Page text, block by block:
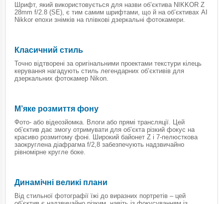
Шрифт, який використовується для назви об’єктива NIKKOR Z
28mm f/2.8 (SE), є тим самим шрифтами, що й на об’єктивах AI
Nikkor епохи знімків на плівкові дзеркальні фотокамери.
Класичний стиль
Точно відтворені за оригінальними проектами текстури кілець
керування нагадують стиль легендарних об’єктивів для
дзеркальних фотокамер Nikon.
М’яке розмиття фону
Фото- або відеозйомка. Влоги або прямі трансляції. Цей
обְ’єктив дає змогу отримувати для об’єкта різкий фокус на
красиво розмитому фоні. Широкий байонет Z і 7-пелюсткова
заокруглена діафрагма f/2,8 забезпечують надзвичайно
рівномірне кругле боке.
Динамічні великі плани
Від стильної фотографії їжі до виразних портретів – цей